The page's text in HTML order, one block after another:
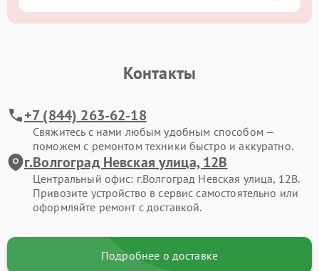
Контакты
+7 (844) 263-62-18
Свяжитесь с нами любым удобным способом —
поможем с ремонтом техники быстро и аккуратно.
г.Волгоград Невская улица, 12В
Центральный офис: г.Волгоград Невская улица, 12В.
Привозите устройство в сервис самостоятельно или
оформляйте ремонт с доставкой.
Подробнее о доставке